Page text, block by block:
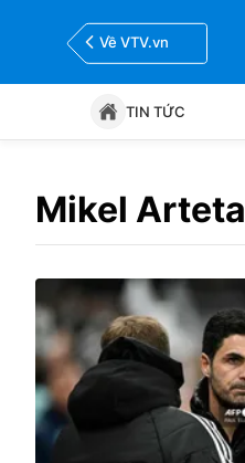
Về VTV.vn
TIN TỨC
Mikel Arteta